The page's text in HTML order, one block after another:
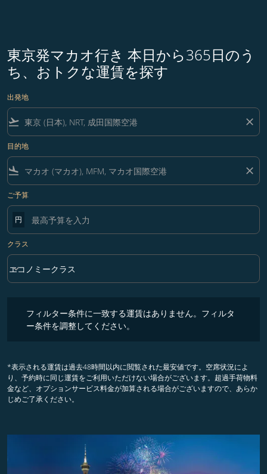
東京発マカオ行き 本日から365日のう
ち、おトクな運賃を探す
出発地
flight_takeoff close
目的地
flight_land close
ご予算
円
クラス
クラス option エコノミークラス Selected
エコノミークラス
keyboard_arrow_down
フィルター条件に一致する運賃はありません。フィルタ
ー条件を調整してください。
*表示される運賃は過去48時間以内に閲覧された最安値です。空席状況によ
り、予約時に同じ運賃をご利用いただけない場合がございます。超過手荷物料
金など、オプションサービス料金が加算される場合がございますので、あらか
じめご了承ください。